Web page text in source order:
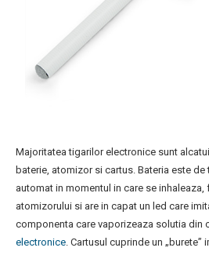
Majoritatea tigarilor electronice sunt
baterie, atomizor si cartus. Bateria este
automat in momentul in care se inhaleaza,
atomizorului si are in capat un led care
componenta care vaporizeaza solutia din
electronice. Cartusul cuprinde un